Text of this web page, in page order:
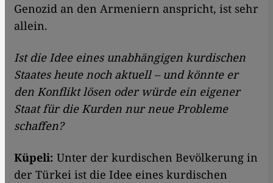
Genozid an den Armeniern anspricht, ist sehr
allein.
Ist die Idee eines unabhängigen kurdischen
Staates heute noch aktuell – und könnte er
den Konflikt lösen oder würde ein eigener
Staat für die Kurden nur neue Probleme
schaffen?
Küpeli: Unter der kurdischen Bevölkerung in
der Türkei ist die Idee eines kurdischen